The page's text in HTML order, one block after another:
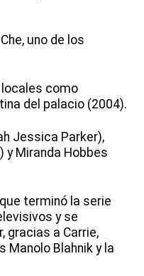
uno de los
como
del palacio (2004).
Jessica Parker),
y Miranda Hobbes
terminó la serie
y se
gracias a Carrie,
Manolo Blahnik y la